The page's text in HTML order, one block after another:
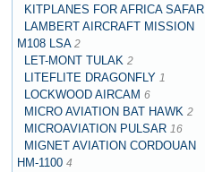
KITPLANES FOR AFRICA SAFARI
LAMBERT AIRCRAFT MISSION
M108 LSA 2
LET-MONT TULAK 2
LITEFLITE DRAGONFLY 1
LOCKWOOD AIRCAM6
MICRO AVIATION BAT HAWK 2
MICROAVIATION PULSAR 16
MIGNET AVIATION CORDOUAN
HM-1100 4